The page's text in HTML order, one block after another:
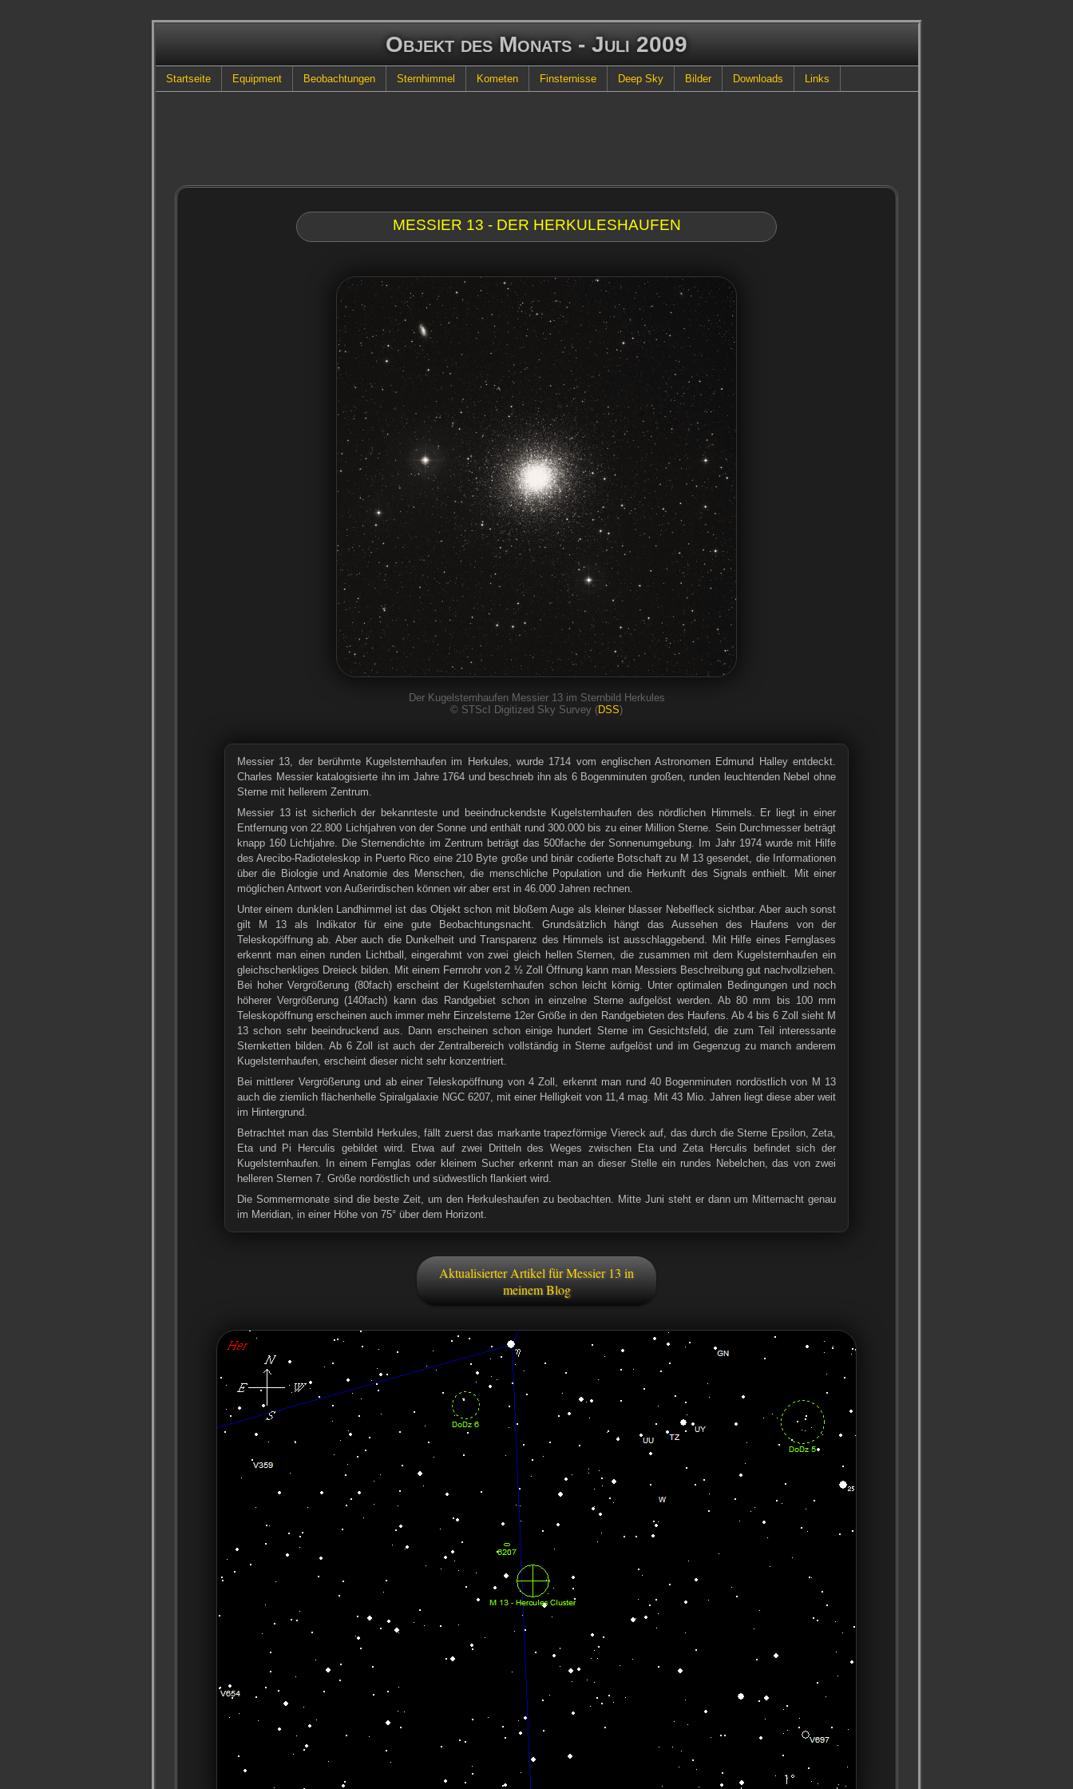
Objekt des Monats - Juli 2009
Startseite Equipment Beobachtungen Sternhimmel Kometen Finsternisse Deep Sky Bilder Downloads Links
MESSIER 13 - DER HERKULESHAUFEN
Der Kugelsternhaufen Messier 13 im Sternbild Herkules
© STScI Digitized Sky Survey (DSS)
Messier 13, der berühmte Kugelsternhaufen im Herkules, wurde 1714 vom englischen Astronomen Edmund Halley entdeckt.
Charles Messier katalogisierte ihn im Jahre 1764 und beschrieb ihn als 6 Bogenminuten großen, runden leuchtenden Nebel ohne
Sterne mit hellerem Zentrum.
Messier 13 ist sicherlich der bekannteste und beeindruckendste Kugelsternhaufen des nördlichen Himmels. Er liegt in einer
Entfernung von 22.800 Lichtjahren von der Sonne und enthält rund 300.000 bis zu einer Million Sterne. Sein Durchmesser beträgt
knapp 160 Lichtjahre. Die Sternendichte im Zentrum beträgt das 500fache der Sonnenumgebung. Im Jahr 1974 wurde mit Hilfe
des Arecibo-Radioteleskop in Puerto Rico eine 210 Byte große und binär codierte Botschaft zu M 13 gesendet, die Informationen
über die Biologie und Anatomie des Menschen, die menschliche Population und die Herkunft des Signals enthielt. Mit einer
möglichen Antwort von Außerirdischen können wir aber erst in 46.000 Jahren rechnen.
Unter einem dunklen Landhimmel ist das Objekt schon mit bloßem Auge als kleiner blasser Nebelfleck sichtbar. Aber auch sonst
gilt M 13 als Indikator für eine gute Beobachtungsnacht. Grundsätzlich hängt das Aussehen des Haufens von der
Teleskopöffnung ab. Aber auch die Dunkelheit und Transparenz des Himmels ist ausschlaggebend. Mit Hilfe eines Fernglases
erkennt man einen runden Lichtball, eingerahmt von zwei gleich hellen Sternen, die zusammen mit dem Kugelsternhaufen ein
gleichschenkliges Dreieck bilden. Mit einem Fernrohr von 2 ½ Zoll Öffnung kann man Messiers Beschreibung gut nachvollziehen.
Bei hoher Vergrößerung (80fach) erscheint der Kugelsternhaufen schon leicht körnig. Unter optimalen Bedingungen und noch
höherer Vergrößerung (140fach) kann das Randgebiet schon in einzelne Sterne aufgelöst werden. Ab 80 mm bis 100 mm
Teleskopöffnung erscheinen auch immer mehr Einzelsterne 12er Größe in den Randgebieten des Haufens. Ab 4 bis 6 Zoll sieht M
13 schon sehr beeindruckend aus. Dann erscheinen schon einige hundert Sterne im Gesichtsfeld, die zum Teil interessante
Sternketten bilden. Ab 6 Zoll ist auch der Zentralbereich vollständig in Sterne aufgelöst und im Gegenzug zu manch anderem
Kugelsternhaufen, erscheint dieser nicht sehr konzentriert.
Bei mittlerer Vergrößerung und ab einer Teleskopöffnung von 4 Zoll, erkennt man rund 40 Bogenminuten nordöstlich von M 13
auch die ziemlich flächenhelle Spiralgalaxie NGC 6207, mit einer Helligkeit von 11,4 mag. Mit 43 Mio. Jahren liegt diese aber weit
im Hintergrund.
Betrachtet man das Sternbild Herkules, fällt zuerst das markante trapezförmige Viereck auf, das durch die Sterne Epsilon, Zeta,
Eta und Pi Herculis gebildet wird. Etwa auf zwei Dritteln des Weges zwischen Eta und Zeta Herculis befindet sich der
Kugelsternhaufen. In einem Fernglas oder kleinem Sucher erkennt man an dieser Stelle ein rundes Nebelchen, das von zwei
helleren Sternen 7. Größe nordöstlich und südwestlich flankiert wird.
Die Sommermonate sind die beste Zeit, um den Herkuleshaufen zu beobachten. Mitte Juni steht er dann um Mitternacht genau
im Meridian, in einer Höhe von 75° über dem Horizont.
Aktualisierter Artikel für Messier 13 in
meinem Blog